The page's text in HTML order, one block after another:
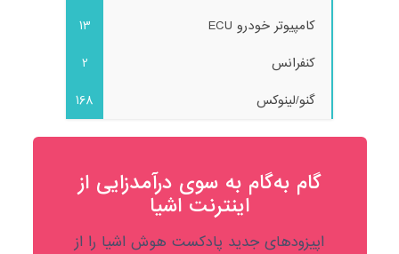
کامپیوتر خودرو ECU
13
کنفرانس
2
گنو/لینوکس
168
گام به‌گام به‌ سوی درآمدزایی از
اینترنت اشیا
اپیزودهای جدید پادکست هوش اشیا را از